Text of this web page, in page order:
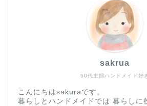
50代主婦ハンドメイド好
sakrua
こんにちはsakuraです。
暮らしとハンドメイドでは 暮らしに